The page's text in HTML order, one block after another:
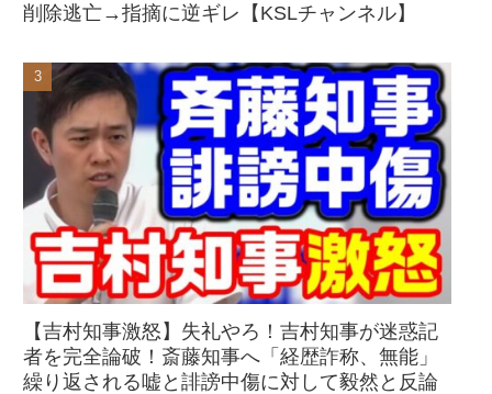
削除逃亡→指摘に逆ギレ【KSLチャンネル】
【吉村知事激怒】失礼やろ！吉村知事が迷惑記
者を完全論破！斎藤知事へ「経歴詐称、無能」
繰り返される嘘と誹謗中傷に対して毅然と反論